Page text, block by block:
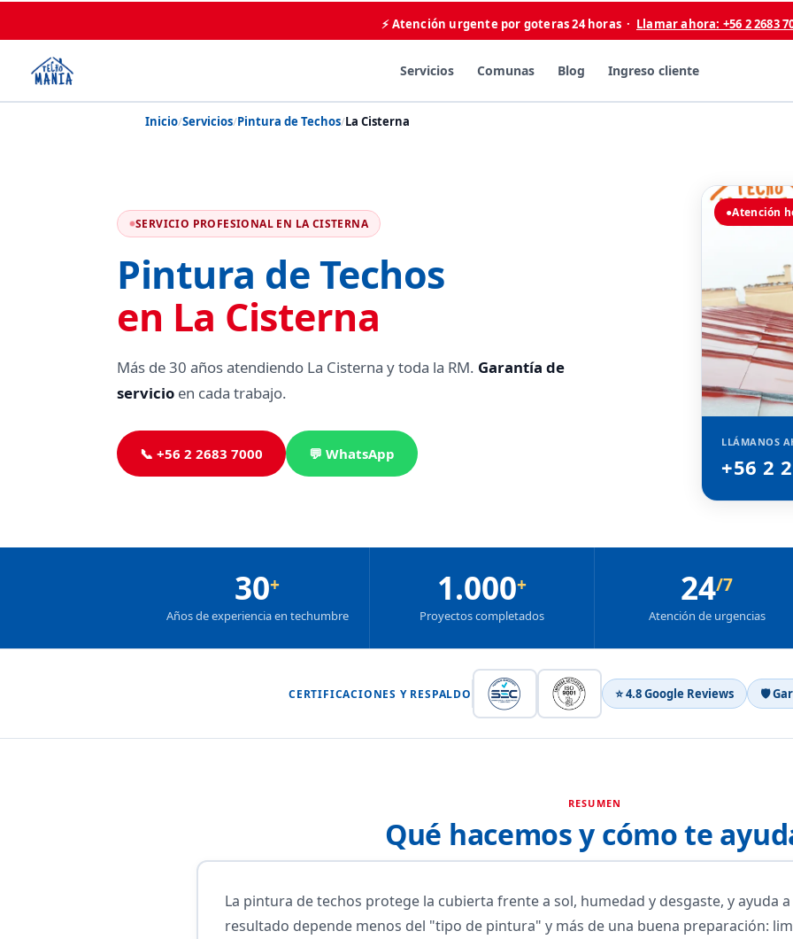
⚡ Atención urgente por goteras 24 horas · Llamar ahora: +56 2 2683
Servicios Comunas Blog Ingreso cliente
Inicio/Servicios/Pintura de Techos/La Cisterna
SERVICIO PROFESIONAL EN LA CISTERNA
Pintura de Techos
en La Cisterna
Más de 30 años atendiendo La Cisterna y toda la RM. Garantía de
servicio en cada trabajo.
📞 +56 2 2683 7000 💬 WhatsApp
●Atención
LLÁMANOS
+56 2
30+
Años de experiencia en techumbre
1.000+
Proyectos completados
24/7
Atención de urgencias
CERTIFICACIONES Y RESPALDO ⭐ 4.8 Google Reviews 🛡
RESUMEN
Qué hacemos y cómo te
La pintura de techos protege la cubierta frente a sol, humedad y desgaste, y ayuda
resultado depende menos del "tipo de pintura" y más de una buena preparación: